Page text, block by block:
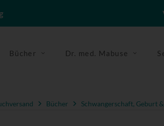
Bücher Dr. med. Mabuse
Bücher Schwangerschaft, Geburt